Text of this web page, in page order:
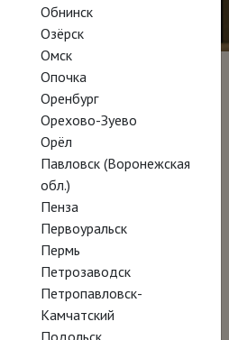
Луис Лопес-Линарес
Иеронима Босха
Музей Прадо в
Хосе Луису
о бесспорном
собрания – триптихе
Бесчисленные
Обнинск
Озёрск
Омск
Опочка
Оренбург
Орехово-Зуево
Орёл
Павловск (Воронежская
обл.)
Пенза
Первоуральск
Пермь
Петрозаводск
Петропавловск-
Камчатский
Подольск